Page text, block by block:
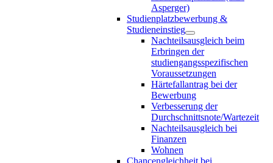
Asperger)
Studienplatzbewerbung &
Studieneinstieg
Nachteilsausgleich beim
Erbringen der
studiengangsspezifischen
Voraussetzungen
Härtefallantrag bei der
Bewerbung
Verbesserung der
Durchschnittsnote/Wartezeit
Nachteilsausgleich bei
Finanzen
Wohnen
Chancengleichheit bei